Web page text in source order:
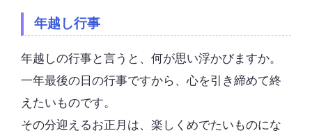
年越し行事
年越しの行事と言うと、何が思い浮かびますか。
一年最後の日の行事ですから、心を引き締めて終
えたいものです。
その分迎えるお正月は、楽しくめでたいものにな